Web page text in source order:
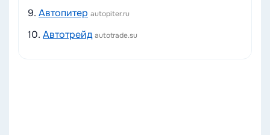
9. Автопитер autopiter.ru
10. Автотрейд autotrade.su